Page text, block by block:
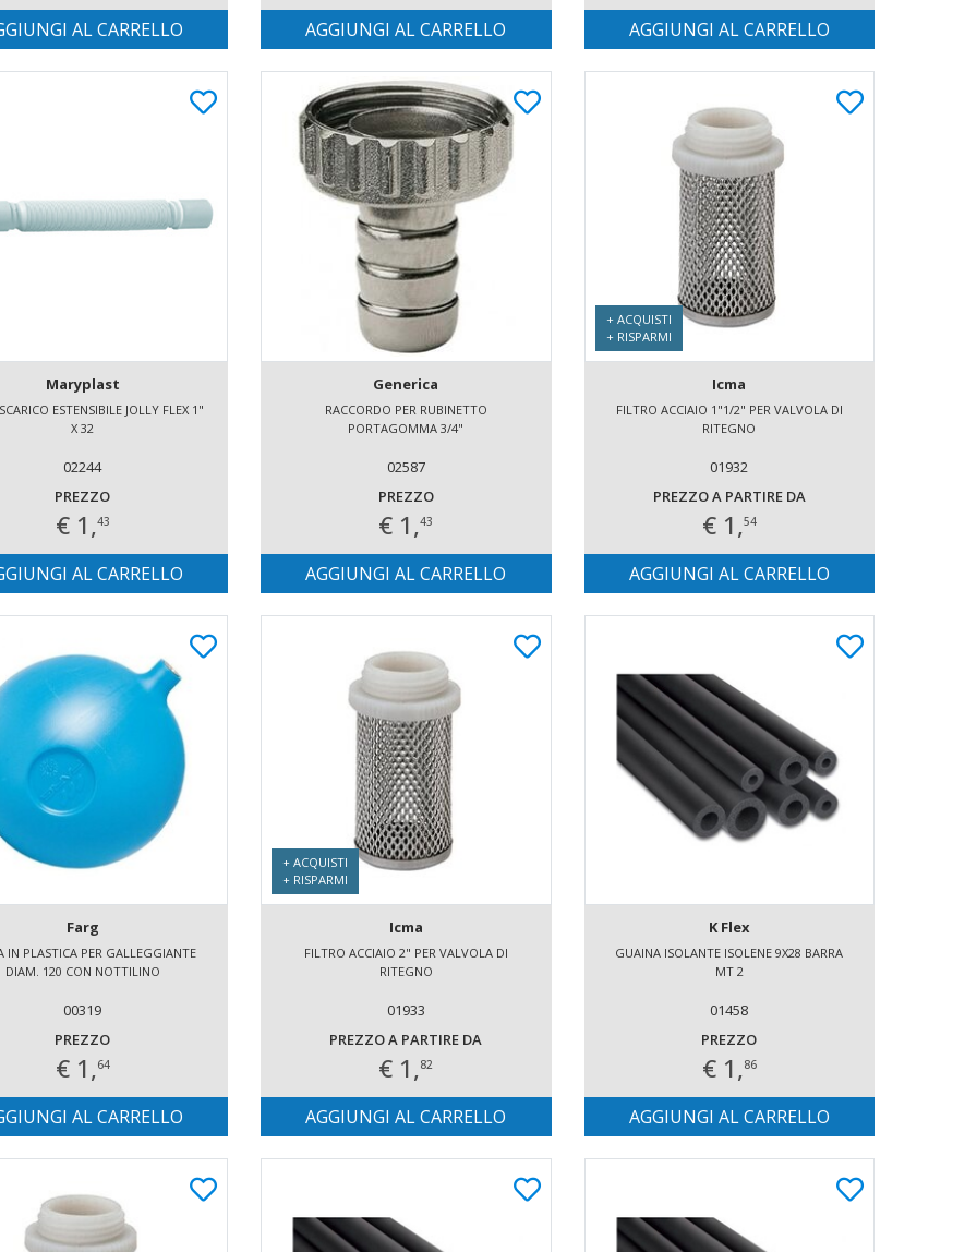
AL CARRELLO AGGIUNGI AL CARRELLO AGGIUNGI AL CARRELLO
Maryplast
ESTENSIBILE JOLLY FLEX 1"
X 32
02244
PREZZO
€ 1,43
AL CARRELLO
Generica
RACCORDO PER RUBINETTO
PORTAGOMMA 3/4"
02587
PREZZO
€ 1,43
AGGIUNGI AL CARRELLO
+ ACQUISTI
+ RISPARMI
Icma
FILTRO ACCIAIO 1"1/2" PER VALVOLA DI
RITEGNO
01932
PREZZO A PARTIRE DA
€ 1,54
AGGIUNGI AL CARRELLO
Farg
IN PLASTICA PER GALLEGGIANTE
DIAM. 120 CON NOTTILINO
00319
PREZZO
€ 1,64
AL CARRELLO
+ ACQUISTI
+ RISPARMI
Icma
FILTRO ACCIAIO 2" PER VALVOLA DI
RITEGNO
01933
PREZZO A PARTIRE DA
€ 1,82
AGGIUNGI AL CARRELLO
K Flex
GUAINA ISOLANTE ISOLENE 9X28 BARRA
MT 2
01458
PREZZO
€ 1,86
AGGIUNGI AL CARRELLO